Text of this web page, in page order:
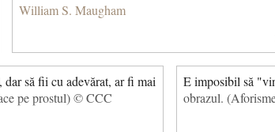
William S. Maugham
să fii cu adevărat, ar fi mai
pe prostul) © CCC
E imposibil să
obrazul.